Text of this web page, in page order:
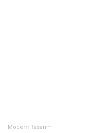
Modern Tasarım